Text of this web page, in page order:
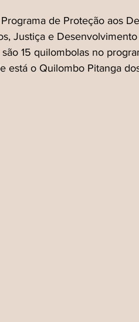
de Proteção aos
Justiça e
15 quilombolas no
está o Quilombo Pitanga